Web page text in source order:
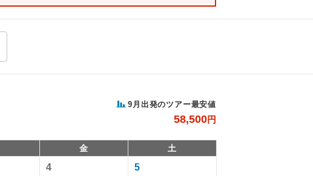
9月出発のツアー最安値
58,500円
金 土
4 5